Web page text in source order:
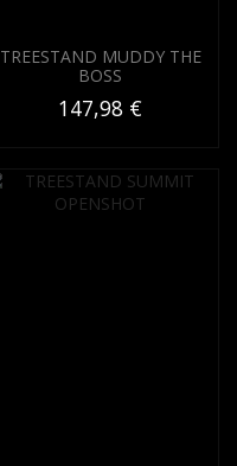
TREESTAND MUDDY THE
BOSS
147,98 €